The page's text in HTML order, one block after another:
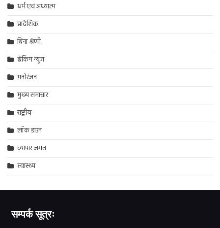
धर्म एवं अध्यात्म
प्रादेशिक
बिना श्रेणी
ब्रेकिंग न्यूज़
मनोरंजन
मुख्य समाचार
राष्ट्रीय
लॉक डाउन
व्यापार जगत
स्वास्थ्य
सम्पर्क सूत्रः